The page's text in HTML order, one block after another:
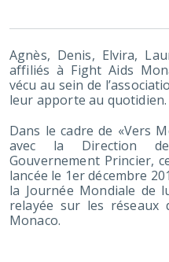
Agnès, Denis, Elvira,
affiliés à Fight Aids
vécu au sein de
leur apporte au quotidien.
Dans le cadre de «Vers
avec la Direction
Gouvernement Princier,
lancée le 1er décembre
la Journée Mondiale de
relayée sur les réseaux
Monaco.